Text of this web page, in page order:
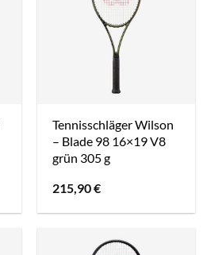
Tennisschläger Wilson
– Blade 98 16×19 V8
grün 305 g
215,90€